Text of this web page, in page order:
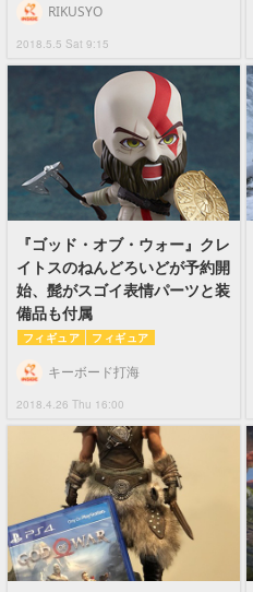
2018.5.5 Sat 9:15
RIKUSYO
『ゴッド・オブ・ウォー』クレ
イトスのねんどろいどが予約開
始、髭がスゴイ表情パーツと装
備品も付属
フィギュア フィギュア
2018.4.26 Thu 16:00
キーボード打海